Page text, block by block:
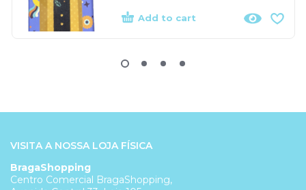
Add to cart
VISITA A NOSSA LOJA FÍSICA
BragaShopping
Centro Comercial BragaShopping,